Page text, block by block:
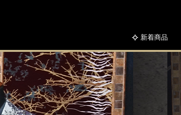
新着商品